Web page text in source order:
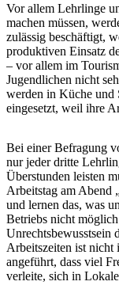
Vor allem Lehrlinge
machen müssen,
zulässig beschäftigt,
produktiven Einsatz
– vor allem im
Jugendlichen nicht
werden in Küche und
eingesetzt, weil ihre
Bei einer Befragung
nur jeder dritte
Überstunden leisten
Arbeitstag am Abend
und lernen das, was
Betriebs nicht
Unrechtsbewusstsein
Arbeitszeiten ist
angeführt, dass viel
verleite, sich in